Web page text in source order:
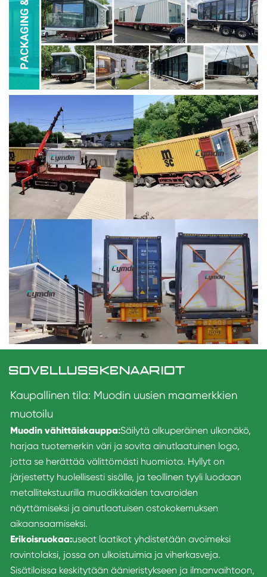
SOVELLUSSKENAARIOT
Kaupallinen tila: Muodin uusien maamerkkien
muotoilu
Muodin vähittäiskauppa:Säilytä alkuperäinen ulkonäkö,
harjaa tuotemerkin väri ja sovita ainutlaatuinen logo,
jotta se herättää välittömästi huomiota. Hyllyt on
järjestetty huolellisesti sisälle, ja teollinen tyyli luodaan
metallitekstuurilla muodikkaiden tavaroiden
näyttämiseksi ja ainutlaatuisen ostokokemuksen
aikaansaamiseksi.
Erikoisruokaa:useat laatikot yhdistetään avoimeksi
ravintolaksi, jossa on ulkoistuimia ja viherkasveja.
Sisätiloissa keskitytään äänieristykseen ja ilmanvaihtoon,